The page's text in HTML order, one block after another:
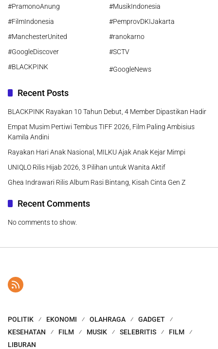
#PramonoAnung
#MusikIndonesia
#FilmIndonesia
#PemprovDKIJakarta
#ManchesterUnited
#ranokarno
#GoogleDiscover
#SCTV
#BLACKPINK
#GoogleNews
Recent Posts
BLACKPINK Rayakan 10 Tahun Debut, 4 Member Dipastikan Hadir
Empat Musim Pertiwi Tembus TIFF 2026, Film Paling Ambisius
Kamila Andini
Rayakan Hari Anak Nasional, MILKU Ajak Anak Kejar Mimpi
UNIQLO Rilis Hijab 2026, 3 Pilihan untuk Wanita Aktif
Ghea Indrawari Rilis Album Rasi Bintang, Kisah Cinta Gen Z
Recent Comments
No comments to show.
POLITIK EKONOMI OLAHRAGA
GADGET
KESEHATAN
FILM MUSIK SELEBRITIS
FILM
LIBURAN